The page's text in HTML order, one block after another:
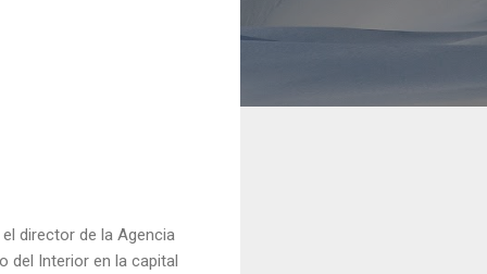
director de la Agencia
del Interior en la capital